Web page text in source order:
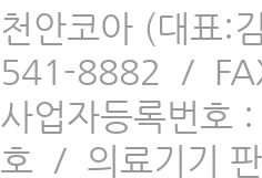
천안코아 (대표:
541-8882 /
사업자등록번
호 / 의료기기